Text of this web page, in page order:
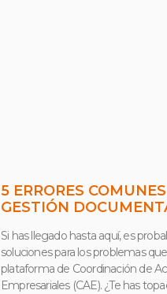
5 ERRORES
GESTIÓN
Si has llegado hasta aquí, es
soluciones para los problemas
plataforma de Coordinación de
Empresariales (CAE). ¿Te has